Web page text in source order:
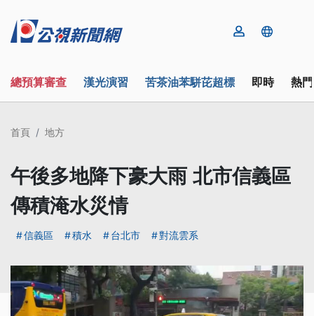
總預算審查 漢光演習 苦茶油苯駢芘超標 即時 熱
首頁 地方
午後多地降下豪大雨 北市信義區
傳積淹水災情
信義區 積水 台北市 對流雲系